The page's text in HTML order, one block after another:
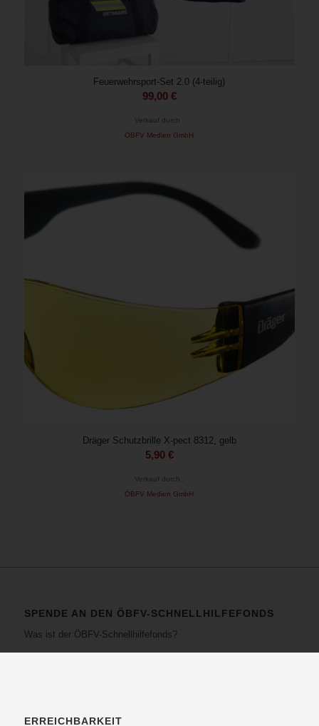
Feuerwehrsport-Set 2.0 (4-teilig)
99,00 €
Verkauf durch :
ÖBFV Medien GmbH
Dräger Schutzbrille X-pect 8312, gelb
5,90 €
Verkauf durch :
ÖBFV Medien GmbH
SPENDE AN DEN ÖBFV-SCHNELLHILFEFONDS
Was ist der ÖBFV-Schnellhilfefonds?
ERREICHBARKEIT